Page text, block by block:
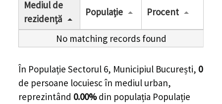
Mediul de
rezidență
Populație Procent
No matching records found
În Populație Sectorul 6, Municipiul București, 0
de persoane locuiesc în mediul urban,
reprezintând 0.00%din populația Populație